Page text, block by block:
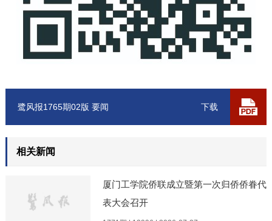
下载
鹭风报1765期02版 要闻
相关新闻
厦门工学院侨联成立暨第一次归侨侨眷代
表大会召开